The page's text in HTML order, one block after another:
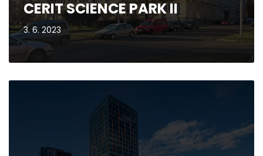
CERIT SCIENCE PARK II
3. 6. 2023